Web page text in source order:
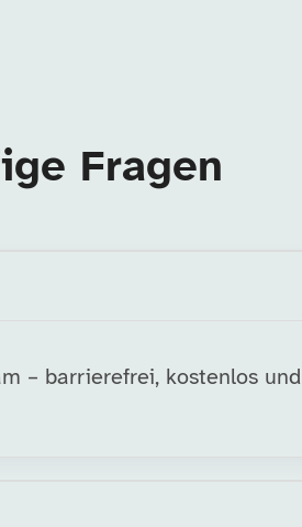
Fragen
– barrierefrei, kostenlos